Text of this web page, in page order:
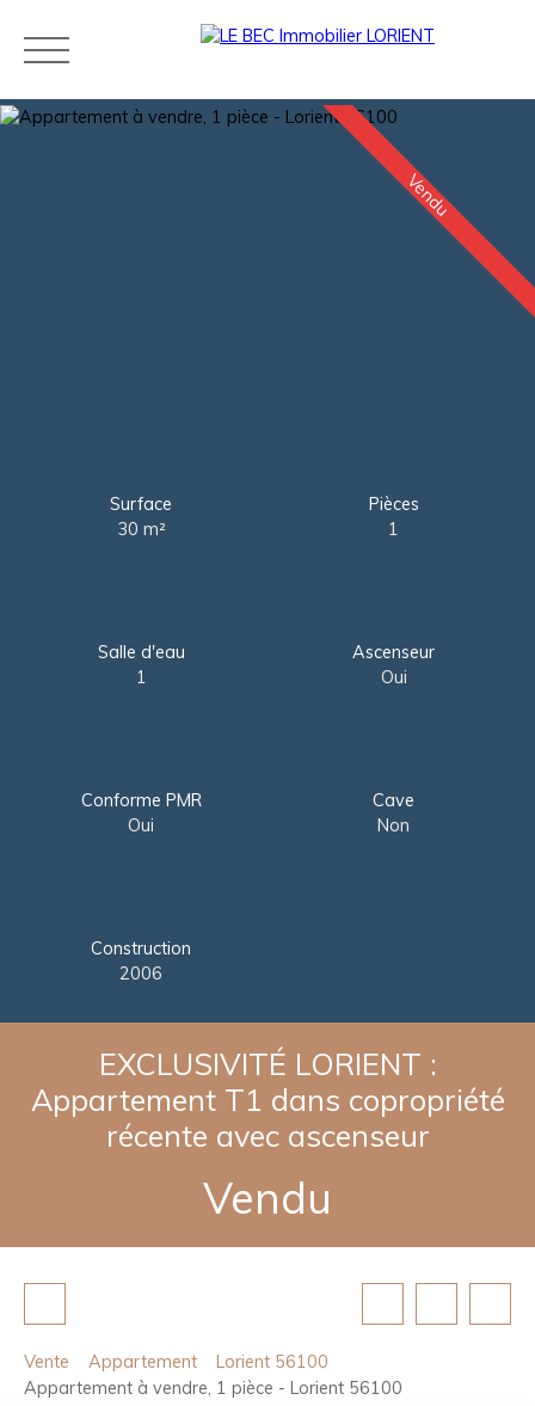
Vendu
Surface
30 m²
Pièces
1
Salle d'eau
1
Ascenseur
Oui
Conforme PMR
Oui
Cave
Non
Construction
2006
EXCLUSIVITÉ LORIENT :
Appartement T1 dans copropriété
récente avec ascenseur
Vendu
Vente Appartement
Lorient 56100
Appartement à vendre, 1 pièce - Lorient 56100